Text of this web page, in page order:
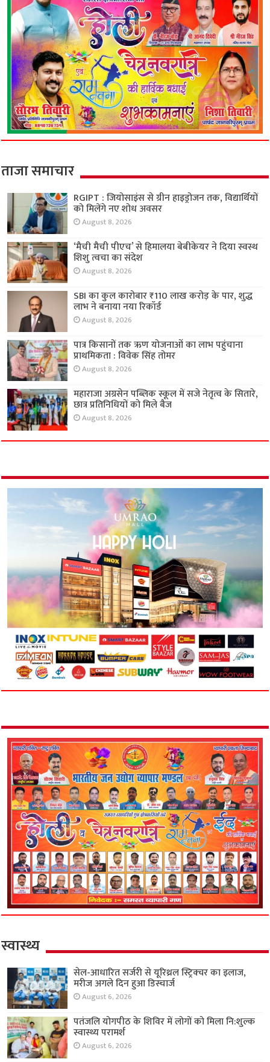
ताजा समाचार
RGIPT : जियोसाइंस से ग्रीन हाइड्रोजन तक, विद्यार्थियों
को मिलेंगे नए शोध अवसर
August 8, 2026
‘मैची मैची पीएच’ से हिमालया बेबीकेयर ने दिया स्वस्थ
शिशु त्वचा का संदेश
August 8, 2026
SBI का कुल कारोबार ₹110 लाख करोड़ के पार, शुद्ध
लाभ ने बनाया नया रिकॉर्ड
August 8, 2026
पात्र किसानों तक ऋण योजनाओं का लाभ पहुंचाना
प्राथमिकता : विवेक सिंह तोमर
August 8, 2026
महाराजा अग्रसेन पब्लिक स्कूल में सजे नेतृत्व के सितारे,
छात्र प्रतिनिधियों को मिले बैज
August 8, 2026
स्वास्थ्य
सेल-आधारित सर्जरी से यूरिथ्रल स्ट्रिक्चर का इलाज,
मरीज अगले दिन हुआ डिस्चार्ज
August 6, 2026
पतंजलि योगपीठ के शिविर में लोगों को मिला नि:शुल्क
स्वास्थ्य परामर्श
August 6, 2026